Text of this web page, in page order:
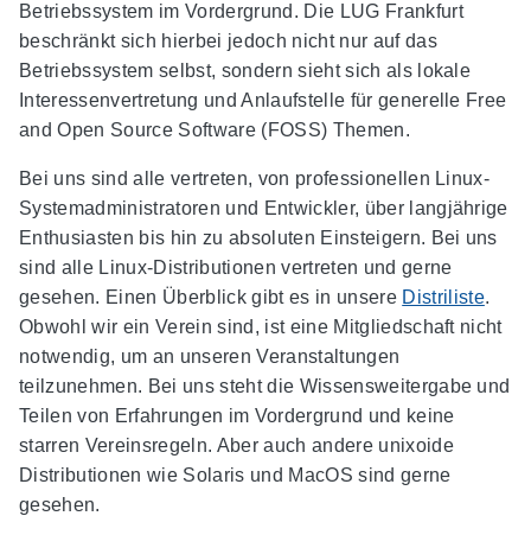
Betriebssystem im Vordergrund. Die LUG Frankfurt
beschränkt sich hierbei jedoch nicht nur auf das
Betriebssystem selbst, sondern sieht sich als lokale
Interessenvertretung und Anlaufstelle für generelle Free
and Open Source Software (FOSS) Themen.
Bei uns sind alle vertreten, von professionellen Linux-
Systemadministratoren und Entwickler, über langjährige
Enthusiasten bis hin zu absoluten Einsteigern. Bei uns
sind alle Linux-Distributionen vertreten und gerne
gesehen. Einen Überblick gibt es in unsere Distriliste.
Obwohl wir ein Verein sind, ist eine Mitgliedschaft nicht
notwendig, um an unseren Veranstaltungen
teilzunehmen. Bei uns steht die Wissensweitergabe und
Teilen von Erfahrungen im Vordergrund und keine
starren Vereinsregeln. Aber auch andere unixoide
Distributionen wie Solaris und MacOS sind gerne
gesehen.